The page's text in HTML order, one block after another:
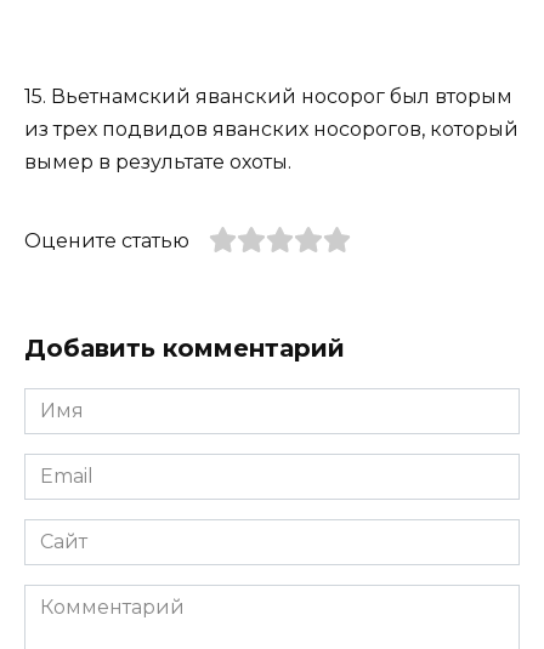
15. Вьетнамский яванский носорог был вторым
из трех подвидов яванских носорогов, который
вымер в результате охоты.
Оцените статью
Добавить комментарий
Имя
*
Email
*
Сайт
Комментарий